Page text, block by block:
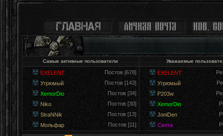
Самые активные пользователи Уважаемые
EXELENT
Постов [678]
Угрюмый
Постов [143]
XemorDio
Постов [34]
Niko
Постов [30]
StraNNik
Постов [13]
Мольфар
Постов [11]
EXELENT
Угрюмый
P203w
XemorDio
JoniDen
Света